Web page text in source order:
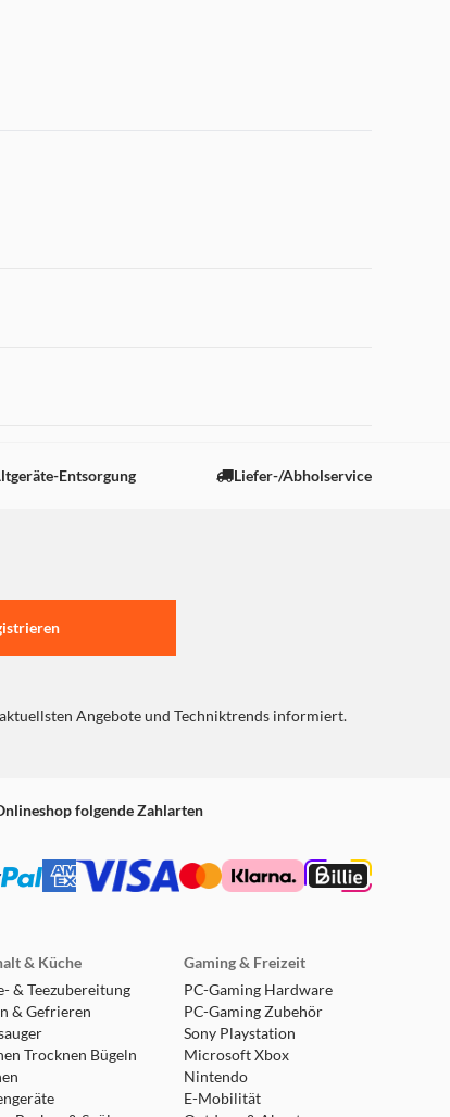
Entsorgung Liefer-/Abholservice
Angebote und Techniktrends informiert.
folgende Zahlarten
& Küche
& Teezubereitung
& Gefrieren
Trocknen Bügeln
Gaming & Freizeit
PC-Gaming Hardware
PC-Gaming Zubehör
Sony Playstation
Microsoft Xbox
Nintendo
E-Mobilität